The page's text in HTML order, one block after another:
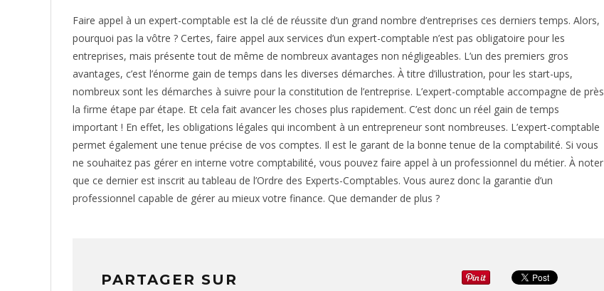
Faire appel à un expert-comptable est la clé de réussite d’un grand nombre d’entreprises ces derniers temps. Alors,
pourquoi pas la vôtre ? Certes, faire appel aux services d’un expert-comptable n’est pas obligatoire pour les
entreprises, mais présente tout de même de nombreux avantages non négligeables. L’un des premiers gros
avantages, c’est l’énorme gain de temps dans les diverses démarches. À titre d’illustration, pour les start-ups,
nombreux sont les démarches à suivre pour la constitution de l’entreprise. L’expert-comptable accompagne de près
la firme étape par étape. Et cela fait avancer les choses plus rapidement. C’est donc un réel gain de temps
important ! En effet, les obligations légales qui incombent à un entrepreneur sont nombreuses. L’expert-comptable
permet également une tenue précise de vos comptes. Il est le garant de la bonne tenue de la comptabilité. Si vous
ne souhaitez pas gérer en interne votre comptabilité, vous pouvez faire appel à un professionnel du métier. À noter
que ce dernier est inscrit au tableau de l’Ordre des Experts-Comptables. Vous aurez donc la garantie d’un
professionnel capable de gérer au mieux votre finance. Que demander de plus ?
PARTAGER SUR